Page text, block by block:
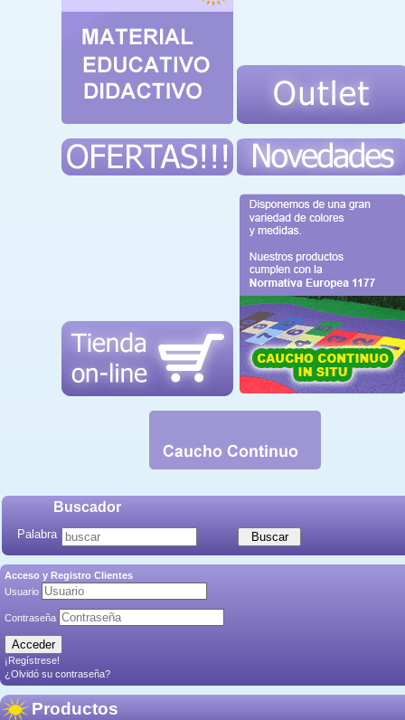
Buscador
Palabra
Acceso y Registro Clientes
Usuario
Contraseña
¡Regístrese!
¿Olvidó su contraseña?
Productos